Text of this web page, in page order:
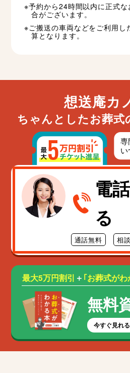
予約から24時間以内に正式
合がございます。
ご搬送の車両などをご利用し
算となります。
想送庵カ
ちゃんとしたお葬式
電
る
通話無料 相
最大5万円割引 ＋ ｢お葬式が
無料
今すぐ見れ